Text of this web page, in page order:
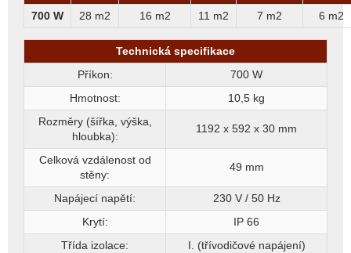
700 W
28 m2 16 m2 11 m2 7 m2 6 m2
Technická specifikace
Příkon:
700 W
Hmotnost:
10,5 kg
Rozměry (šířka, výška,
hloubka):
1192 x 592 x 30 mm
Celková vzdálenost od
stěny:
49 mm
Napájecí napětí:
230 V / 50 Hz
Krytí:
IP 66
Třída izolace:
I. (třívodičové napájení)